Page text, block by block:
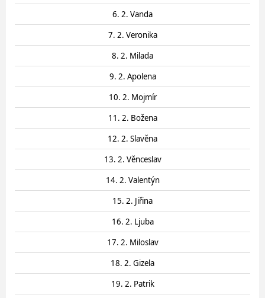
6. 2. Vanda
7. 2. Veronika
8. 2. Milada
9. 2. Apolena
10. 2. Mojmír
11. 2. Božena
12. 2. Slavěna
13. 2. Věnceslav
14. 2. Valentýn
15. 2. Jiřina
16. 2. Ljuba
17. 2. Miloslav
18. 2. Gizela
19. 2. Patrik